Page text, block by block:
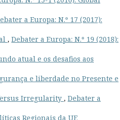
a Europa: N.º 17 (2017):
, Debater a Europa: N.º 19 (2018):
atual e os desafios aos
e liberdade no Presente e
Irregularity , Debater a
Regionais da UE